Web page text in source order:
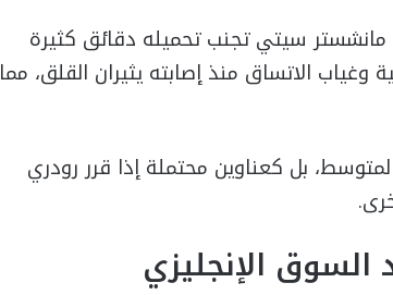
سيتي تجنب تحميله دقائق كثيرة
الاتساق منذ إصابته يثيران القلق، مما
بل كعناوين محتملة إذا قرر رودري
السوق الإنجليزي